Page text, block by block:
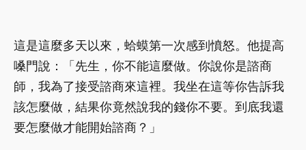
這是這麼多天以來，蛤蟆第一次感到憤怒。他提高
嗓門說：「先生，你不能這麼做。你說你是諮商
師，我為了接受諮商來這裡。我坐在這等你告訴我
該怎麼做，結果你竟然說我的錢你不要。到底我還
要怎麼做才能開始諮商？」